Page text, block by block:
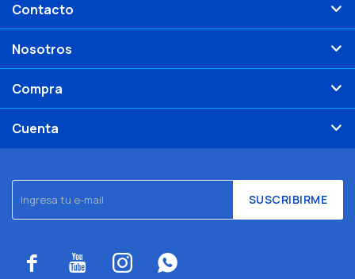
SUSCRIBIRME
   
Contacto
Nosotros
Compra
Cuenta